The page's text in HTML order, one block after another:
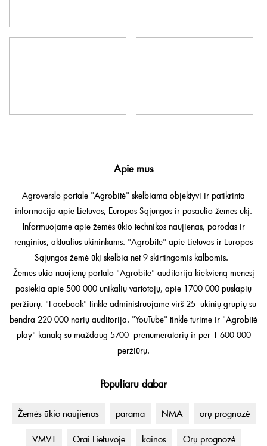
Apie mus
Agroverslo portale "Agrobitė" skelbiama objektyvi ir patikrinta
informacija apie Lietuvos, Europos Sąjungos ir pasaulio žemės ūkį.
Informuojame apie žemės ūkio technikos naujienas, parodas ir
renginius, aktualius ūkininkams. "Agrobitė" apie Lietuvos ir Europos
Sąjungos žemė ūkį skelbia net 9 skirtingomis kalbomis.
Žemės ūkio naujienų portalo "Agrobitė" auditorija kiekvieną mėnesį
pasiekia apie 500 000 unikalių vartotojų, apie 1700 000 puslapių
peržiūrų. "Facebook" tinkle administruojame virš 25 ūkinių grupių su
bendra 220 000 narių auditorija. "YouTube" tinkle turime ir "Agrobitė
play" kanalą su maždaug 5700 prenumeratorių ir per 1 600 000
peržiūrų.
Populiaru dabar
Žemės ūkio naujienos parama NMA orų prognozė
VMVT Orai Lietuvoje kainos Orų prognozė